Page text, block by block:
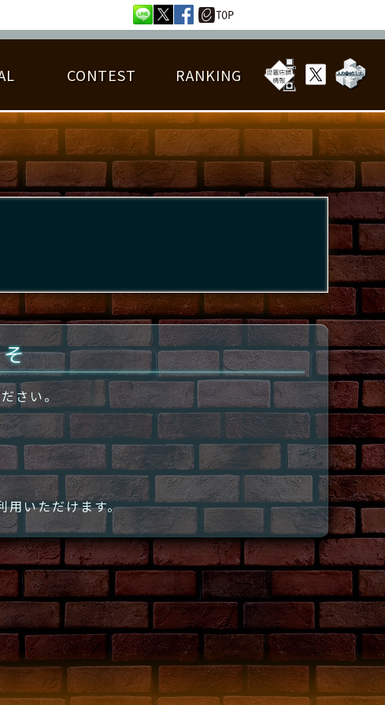
楽曲データ 詳細楽曲データ
ねんごろチャレンジ EDIT譜面
フレンドリスト
CONTEST
は？
RANKING
TOTAL BEST SCORE RANKING
さい。
用いただけます。